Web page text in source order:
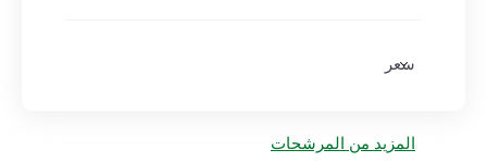
سعر
المزيد من المرشحات